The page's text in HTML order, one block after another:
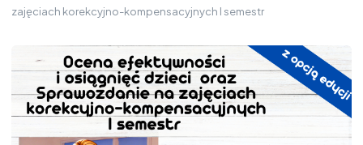
zajęciach korekcyjno-kompensacyjnych I semestr